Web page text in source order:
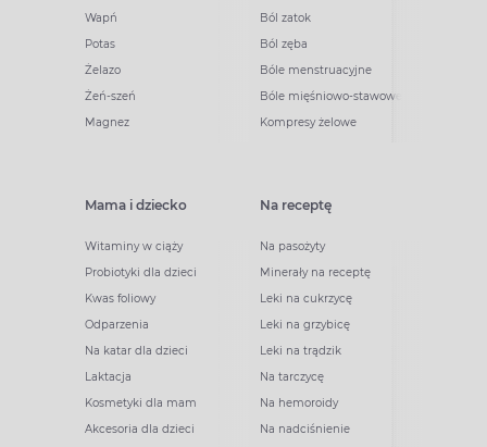
Wapń
Potas
Żelazo
Żeń-szeń
Magnez
Ból zatok
Ból zęba
Bóle menstruacyjne
Bóle mięśniowo-stawowe
Kompresy żelowe
Mama i dziecko
Witaminy w ciąży
Probiotyki dla dzieci
Kwas foliowy
Odparzenia
Na katar dla dzieci
Laktacja
Kosmetyki dla mam
Akcesoria dla dzieci
Na receptę
Na pasożyty
Minerały na receptę
Leki na cukrzycę
Leki na grzybicę
Leki na trądzik
Na tarczycę
Na hemoroidy
Na nadciśnienie